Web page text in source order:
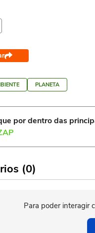
PLANETA
por dentro das
(0)
Para poder interagir